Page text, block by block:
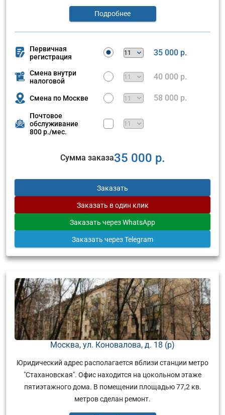
Подробнее
Первичная
регистрация
35 000 р.
Смена внутри
налоговой
40 000 р.
Смена по Москве 58 000 р.
Почтовое
обслуживание
800 р./мес.
Сумма заказа35 000 р.
Заказать
Заказать в один клик
Заказать через WhatsApp
Заказать через Telegram
Москва, ул. Коновалова, д. 18 (р)
Юридический адрес располагается вблизи станции метро
"Стахановская". Офис находится на цокольном этаже
пятиэтажного дома. В помещении площадью 77,2 кв.
метров сделан ремонт.